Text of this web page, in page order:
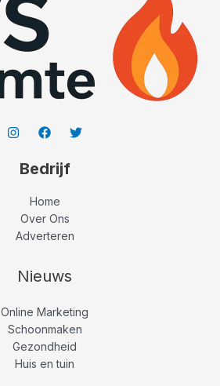
Bedrijf
Home
Over Ons
Adverteren
Nieuws
Online Marketing
Schoonmaken
Gezondheid
Huis en tuin